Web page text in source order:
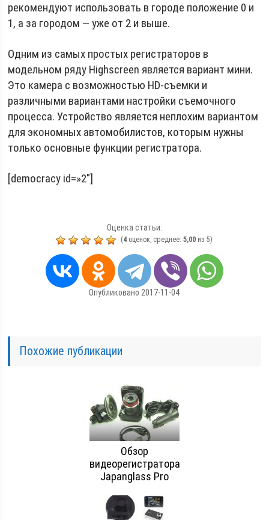
рекомендуют использовать в городе положение 0 и
1, а за городом — уже от 2 и выше.
Одним из самых простых регистраторов в
модельном ряду Highscreen является вариант мини.
Это камера с возможностью HD-съемки и
различными вариантами настройки съемочного
процесса. Устройство является неплохим вариантом
для экономных автомобилистов, которым нужны
только основные функции регистратора.
[democracy id=»2″]
Оценка статьи:
(4 оценок, среднее:5,00 из 5)
Опубликовано 2017-11-04
Похожие публикации
Обзор
видеорегистратора
Japanglass Pro